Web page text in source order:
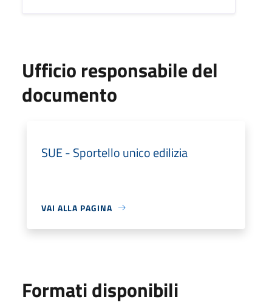
Ufficio responsabile del
documento
SUE - Sportello unico edilizia
VAI ALLA PAGINA
Formati disponibili